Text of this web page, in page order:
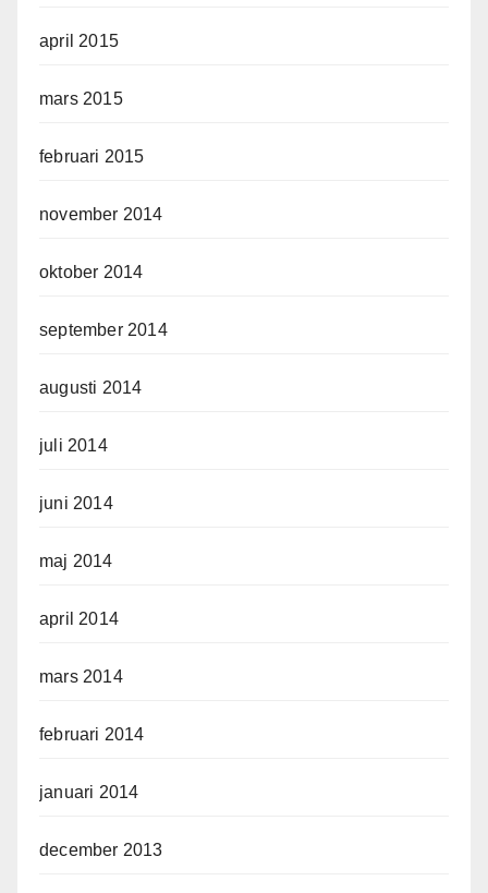
april 2015
mars 2015
februari 2015
november 2014
oktober 2014
september 2014
augusti 2014
juli 2014
juni 2014
maj 2014
april 2014
mars 2014
februari 2014
januari 2014
december 2013